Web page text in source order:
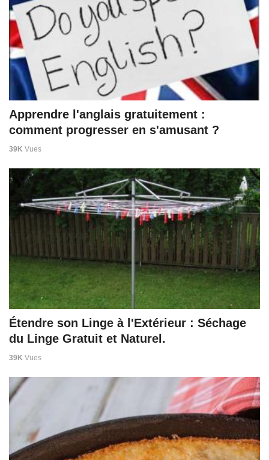
Apprendre l'anglais gratuitement :
comment progresser en s'amusant ?
39K Vues
Étendre son Linge à l'Extérieur : Séchage
du Linge Gratuit et Naturel.
39K Vues